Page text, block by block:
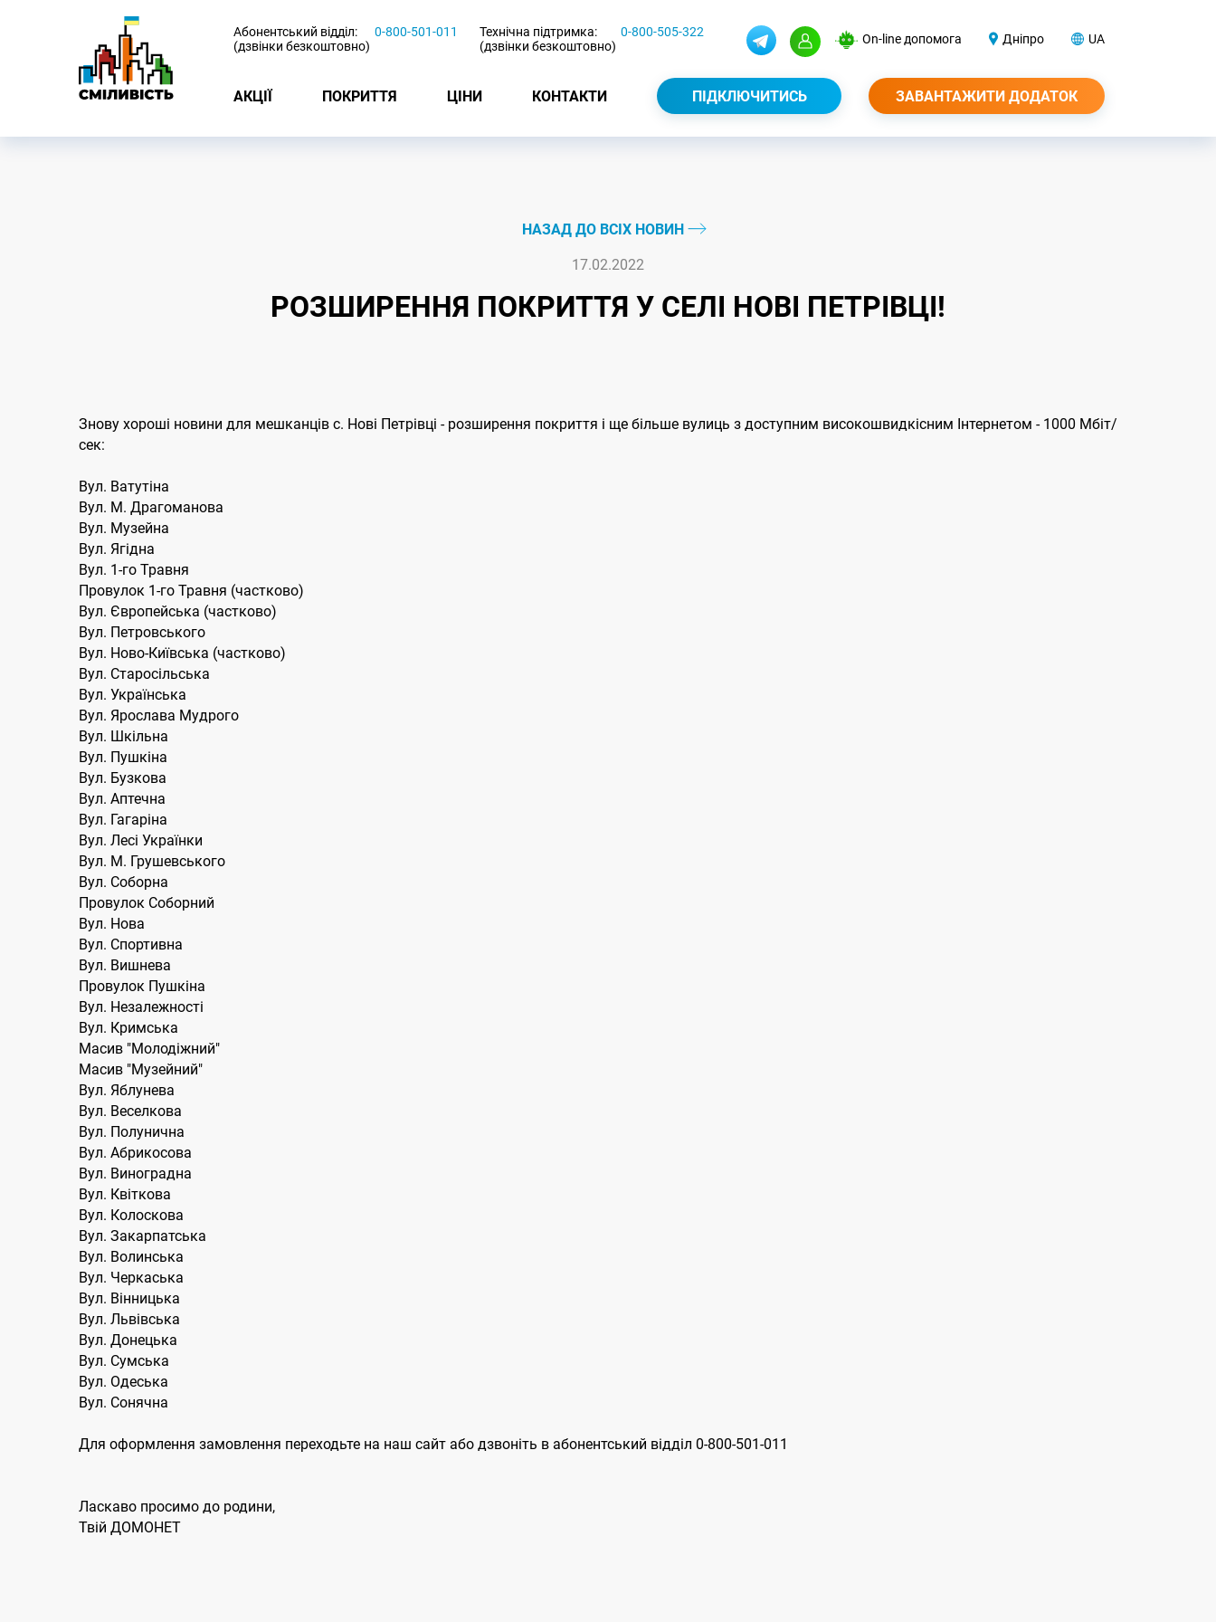
Абонентський відділ:
(дзвінки безкоштовно)
0-800-501-011
Технічна підтримка:
(дзвінки безкоштовно)
0-800-505-322 On-line допомога Дніпро UA
АКЦІЇ ПОКРИТТЯ ЦІНИ КОНТАКТИ ПІДКЛЮЧИТИСЬ ЗАВАНТАЖИТИ ДОДАТОК
НАЗАД ДО ВСІХ НОВИН
17.02.2022
РОЗШИРЕННЯ ПОКРИТТЯ У СЕЛІ НОВІ ПЕТРІВЦІ!
Знову хороші новини для мешканців с. Нові Петрівці - розширення покриття і ще більше вулиць з доступним високошвидкісним Інтернетом - 1000 Мбіт/
сек:
Вул. Ватутіна
Вул. М. Драгоманова
Вул. Музейна
Вул. Ягідна
Вул. 1-го Травня
Провулок 1-го Травня (частково)
Вул. Європейська (частково)
Вул. Петровського
Вул. Ново-Київська (частково)
Вул. Старосільська
Вул. Українська
Вул. Ярослава Мудрого
Вул. Шкільна
Вул. Пушкіна
Вул. Бузкова
Вул. Аптечна
Вул. Гагаріна
Вул. Лесі Українки
Вул. М. Грушевського
Вул. Соборна
Провулок Соборний
Вул. Нова
Вул. Спортивна
Вул. Вишнева
Провулок Пушкіна
Вул. Незалежності
Вул. Кримська
Масив "Молодіжний"
Масив "Музейний"
Вул. Яблунева
Вул. Веселкова
Вул. Полунична
Вул. Абрикосова
Вул. Виноградна
Вул. Квіткова
Вул. Колоскова
Вул. Закарпатська
Вул. Волинська
Вул. Черкаська
Вул. Вінницька
Вул. Львівська
Вул. Донецька
Вул. Сумська
Вул. Одеська
Вул. Сонячна
Для оформлення замовлення переходьте на наш сайт або дзвоніть в абонентський відділ 0-800-501-011
Ласкаво просимо до родини,
Твій ДОМОНЕТ